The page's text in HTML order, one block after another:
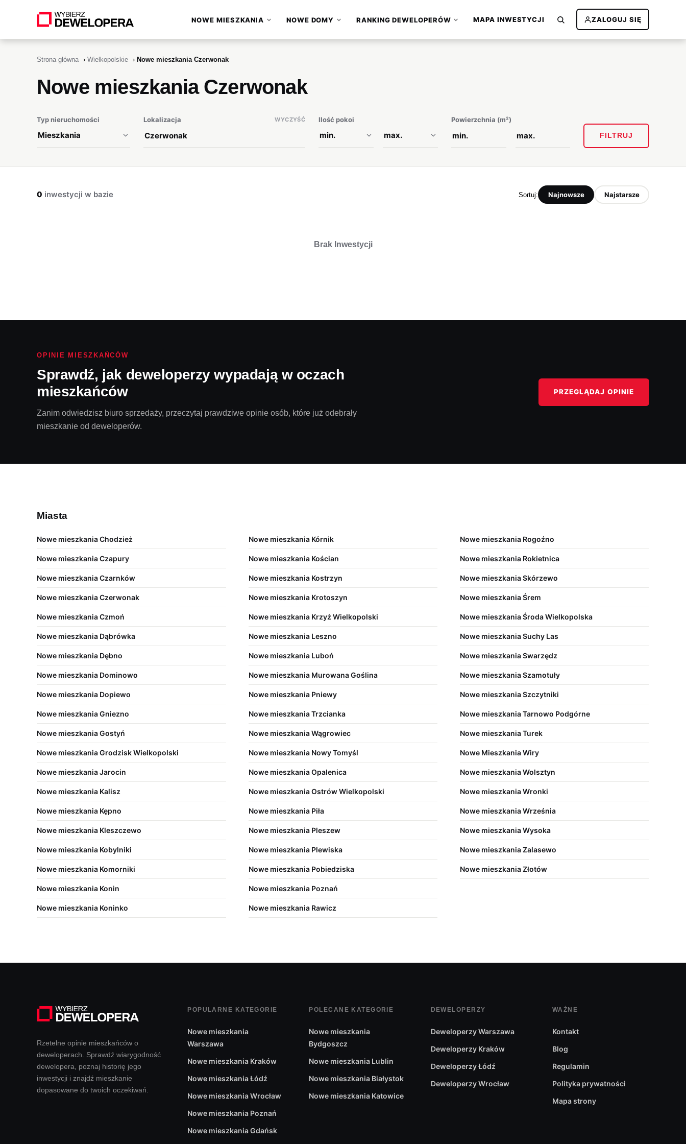
NOWE MIESZKANIA
▾ NOWE DOMY
▾ RANKING DEWELOPERÓW
▾ MAPA INWESTYCJI ZALOGUJ SIĘ
Strona główna › Wielkopolskie › Nowe mieszkania Czerwonak
Nowe mieszkania Czerwonak
Typ nieruchomości Lokalizacja WYCZYŚĆ Ilość pokoi Powierzchnia (m²)
FILTRUJ
0 inwestycji w bazie Sortuj: Najnowsze Najstarsze
Brak Inwestycji
OPINIE MIESZKAŃCÓW
Sprawdź, jak deweloperzy wypadają w oczach
mieszkańców
Zanim odwiedzisz biuro sprzedaży, przeczytaj prawdziwe opinie osób, które już odebrały
mieszkanie od deweloperów.
PRZEGLĄDAJ OPINIE
Miasta
Nowe mieszkania Chodzież
Nowe mieszkania Czapury
Nowe mieszkania Czarnków
Nowe mieszkania Czerwonak
Nowe mieszkania Czmoń
Nowe mieszkania Dąbrówka
Nowe mieszkania Dębno
Nowe mieszkania Dominowo
Nowe mieszkania Dopiewo
Nowe mieszkania Gniezno
Nowe mieszkania Gostyń
Nowe mieszkania Grodzisk Wielkopolski
Nowe mieszkania Jarocin
Nowe mieszkania Kalisz
Nowe mieszkania Kępno
Nowe mieszkania Kleszczewo
Nowe mieszkania Kobylniki
Nowe mieszkania Komorniki
Nowe mieszkania Konin
Nowe mieszkania Koninko
Nowe mieszkania Kórnik
Nowe mieszkania Kościan
Nowe mieszkania Kostrzyn
Nowe mieszkania Krotoszyn
Nowe mieszkania Krzyż Wielkopolski
Nowe mieszkania Leszno
Nowe mieszkania Luboń
Nowe mieszkania Murowana Goślina
Nowe mieszkania Pniewy
Nowe mieszkania Trzcianka
Nowe mieszkania Wągrowiec
Nowe mieszkania Nowy Tomyśl
Nowe mieszkania Opalenica
Nowe mieszkania Ostrów Wielkopolski
Nowe mieszkania Piła
Nowe mieszkania Pleszew
Nowe mieszkania Plewiska
Nowe mieszkania Pobiedziska
Nowe mieszkania Poznań
Nowe mieszkania Rawicz
Nowe mieszkania Rogoźno
Nowe mieszkania Rokietnica
Nowe mieszkania Skórzewo
Nowe mieszkania Śrem
Nowe mieszkania Środa Wielkopolska
Nowe mieszkania Suchy Las
Nowe mieszkania Swarzędz
Nowe mieszkania Szamotuły
Nowe mieszkania Szczytniki
Nowe mieszkania Tarnowo Podgórne
Nowe mieszkania Turek
Nowe Mieszkania Wiry
Nowe mieszkania Wolsztyn
Nowe mieszkania Wronki
Nowe mieszkania Września
Nowe mieszkania Wysoka
Nowe mieszkania Zalasewo
Nowe mieszkania Złotów
Rzetelne opinie mieszkańców o
deweloperach. Sprawdź wiarygodność
dewelopera, poznaj historię jego
inwestycji i znajdź mieszkanie
dopasowane do twoich oczekiwań.
POPULARNE KATEGORIE
Nowe mieszkania
Warszawa
Nowe mieszkania Kraków
Nowe mieszkania Łódź
Nowe mieszkania Wrocław
Nowe mieszkania Poznań
Nowe mieszkania Gdańsk
POLECANE KATEGORIE
Nowe mieszkania
Bydgoszcz
Nowe mieszkania Lublin
Nowe mieszkania Białystok
Nowe mieszkania Katowice
DEWELOPERZY
Deweloperzy Warszawa
Deweloperzy Kraków
Deweloperzy Łódź
Deweloperzy Wrocław
WAŻNE
Kontakt
Blog
Regulamin
Polityka prywatności
Mapa strony